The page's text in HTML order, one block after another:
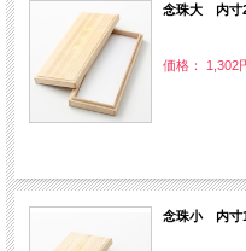
念珠大 内寸
価格： 1,302
念珠小 内寸